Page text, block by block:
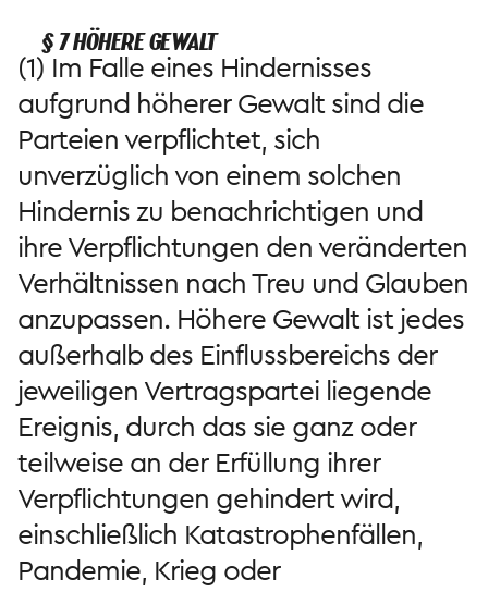
§ 7 HÖHERE GEWALT
(1) Im Falle eines Hindernisses
aufgrund höherer Gewalt sind die
Parteien verpflichtet, sich
unverzüglich von einem solchen
Hindernis zu benachrichtigen und
ihre Verpflichtungen den veränderten
Verhältnissen nach Treu und Glauben
anzupassen. Höhere Gewalt ist jedes
außerhalb des Einflussbereichs der
jeweiligen Vertragspartei liegende
Ereignis, durch das sie ganz oder
teilweise an der Erfüllung ihrer
Verpflichtungen gehindert wird,
einschließlich Katastrophenfällen,
Pandemie, Krieg oder